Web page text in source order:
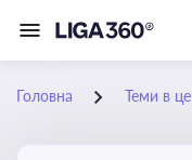
Головна Теми в